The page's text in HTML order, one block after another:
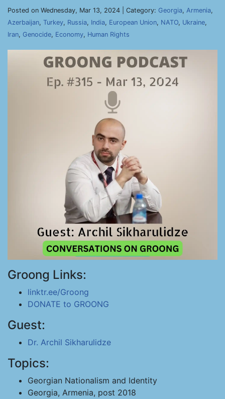
Posted on Wednesday, Mar 13, 2024 | Category: Georgia, Armenia,
Azerbaijan, Turkey, Russia, India, European Union, NATO, Ukraine,
Iran, Genocide, Economy, Human Rights
Groong Links:
linktr.ee/Groong
DONATE to GROONG
Guest:
Dr. Archil Sikharulidze
Topics:
Georgian Nationalism and Identity
Georgia, Armenia, post 2018